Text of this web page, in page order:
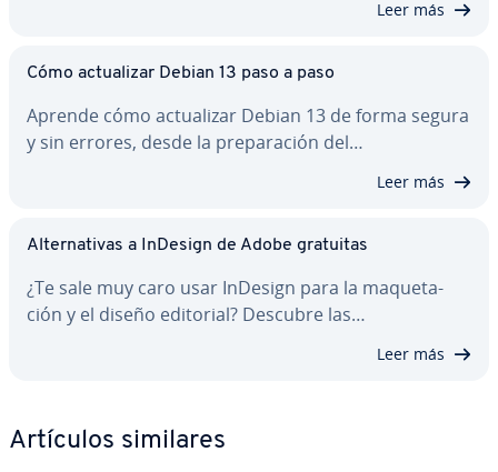
Leer más
Cómo ac­tua­li­zar Debian 13 paso a paso
Aprende cómo ac­tua­li­zar Debian 13 de forma segura
y sin errores, desde la pre­pa­ra­ción del…
Leer más
Al­te­r­na­ti­vas a InDesign de Adobe gratuitas
¿Te sale muy caro usar InDesign para la ma­que­ta­
ción y el diseño editorial? Descubre las…
Leer más
Artículos similares